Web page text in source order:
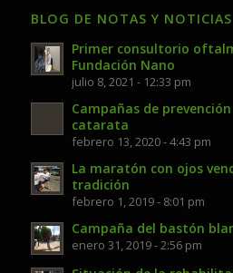
BLOG DE NOTAS Y NOTICIAS
Primer consultorio
Fundación Nano
julio 8, 2021 - 12:33 pm
Campañas de
catarata
febrero 13, 2020 - 4:43 pm
La maratón con ojos
tradición
febrero 1, 2019 - 8:01 pm
Campaña del bastón
enero 31, 2019 - 2:56 pm